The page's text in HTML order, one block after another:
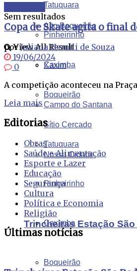
Tatuquara
Pinheirinho
Caximba
Boqueirão
Sítio Cercado
Nossa Cidade
Trincheiras Estação
Alto Boqueirão
Xaxim
Campo do Santana
Tatuquara
Pinheirinho
Caximba
Boqueirão
Sem resultados
View All Result
Copa de Skate agita o final
por Juliana Hemili de Souza
19/06/2024
0
A competição aconteceu na
Leia mais
Editorias
Obras
Saúde e Alimentação
Esporte e Lazer
Educação
Segurança
Cultura
Política e Economia
Religião
Últimas notícias